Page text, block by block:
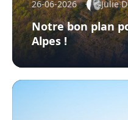
26-06-2026 Julie
Notre bon plan
Alpes !